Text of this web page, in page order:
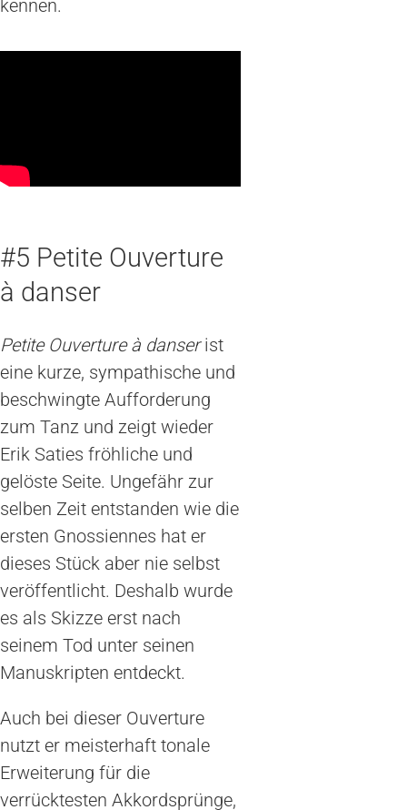
kennen.
#5 Petite Ouverture
à danser
Petite Ouverture à danserist
eine kurze, sympathische und
beschwingte Aufforderung
zum Tanz und zeigt wieder
Erik Saties fröhliche und
gelöste Seite. Ungefähr zur
selben Zeit entstanden wie die
ersten Gnossiennes hat er
dieses Stück aber nie selbst
veröffentlicht. Deshalb wurde
es als Skizze erst nach
seinem Tod unter seinen
Manuskripten entdeckt.
Auch bei dieser Ouverture
nutzt er meisterhaft tonale
Erweiterung für die
verrücktesten Akkordsprünge,